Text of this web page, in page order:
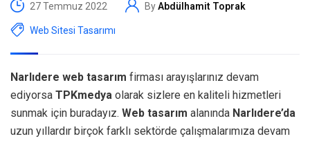
27 Temmuz 2022 ByAbdülhamit Toprak
Web Sitesi Tasarımı
Narlıdere web tasarım firması arayışlarınız devam
ediyorsa TPKmedya olarak sizlere en kaliteli hizmetleri
sunmak için buradayız. Web tasarım alanında Narlıdere’da
uzun yıllardır birçok farklı sektörde çalışmalarımıza devam